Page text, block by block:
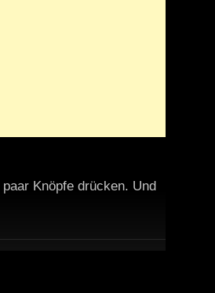
Knöpfe drücken. Und